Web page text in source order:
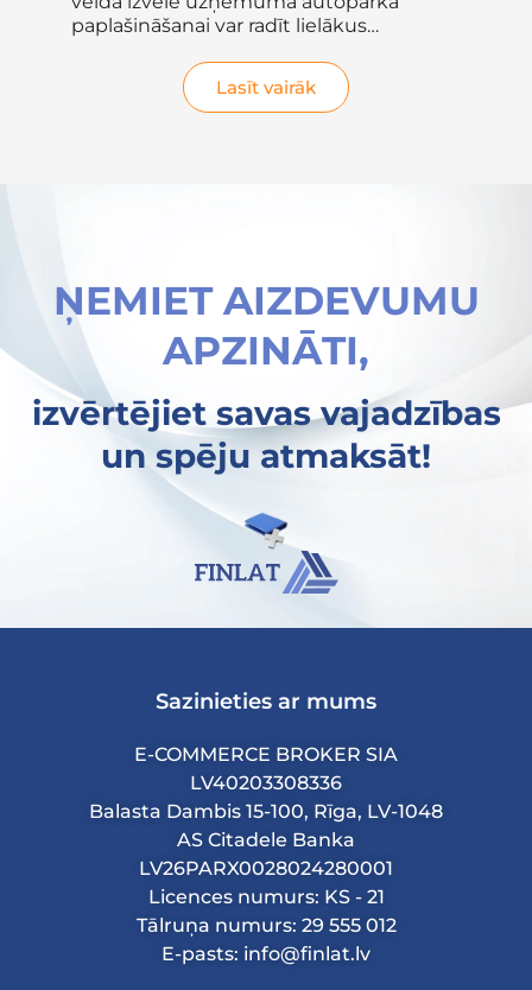
paplašināšanai var radīt lielākus
Lasīt vairāk
ŅEMIET AIZDEVUMU
APZINĀTI,
izvērtējiet savas vajadzības
un spēju atmaksāt!
Sazinieties ar mums
E-COMMERCE BROKER SIA
LV40203308336
Balasta Dambis 15-100, Rīga, LV-1048
AS Citadele Banka
LV26PARX0028024280001
Licences numurs: KS - 21
Tālruņa numurs: 29 555 012
E-pasts: info@finlat.lv